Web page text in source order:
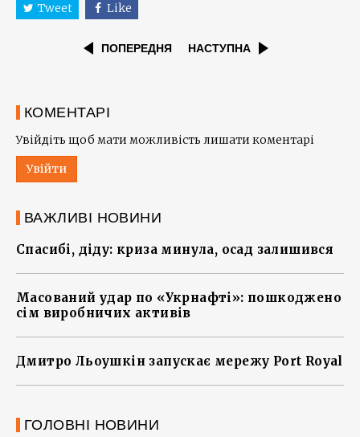
Tweet Like
ПОПЕРЕДНЯ НАСТУПНА
КОМЕНТАРІ
Увійдіть щоб мати можливість лишати коментарі
Увійти
ВАЖЛИВІ НОВИНИ
Спасибі, діду: криза минула, осад залишився
Масований удар по «Укрнафті»: пошкоджено
сім виробничих активів
Дмитро Льоушкін запускає мережу Port Royal
ГОЛОВНІ НОВИНИ